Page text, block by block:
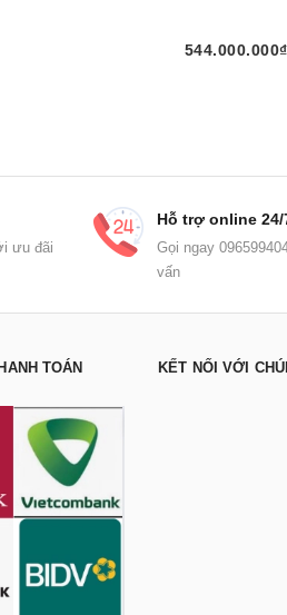
544.000.000₫
ưu đãi
Hỗ trợ online 24/
Gọi ngay
vấn
TOÁN KẾT NỐI VỚI